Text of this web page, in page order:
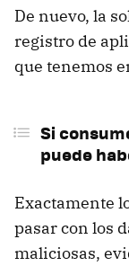
De nuevo, la
registro de
que tenemos
Si
puede
Exactamente
pasar con los
maliciosas,